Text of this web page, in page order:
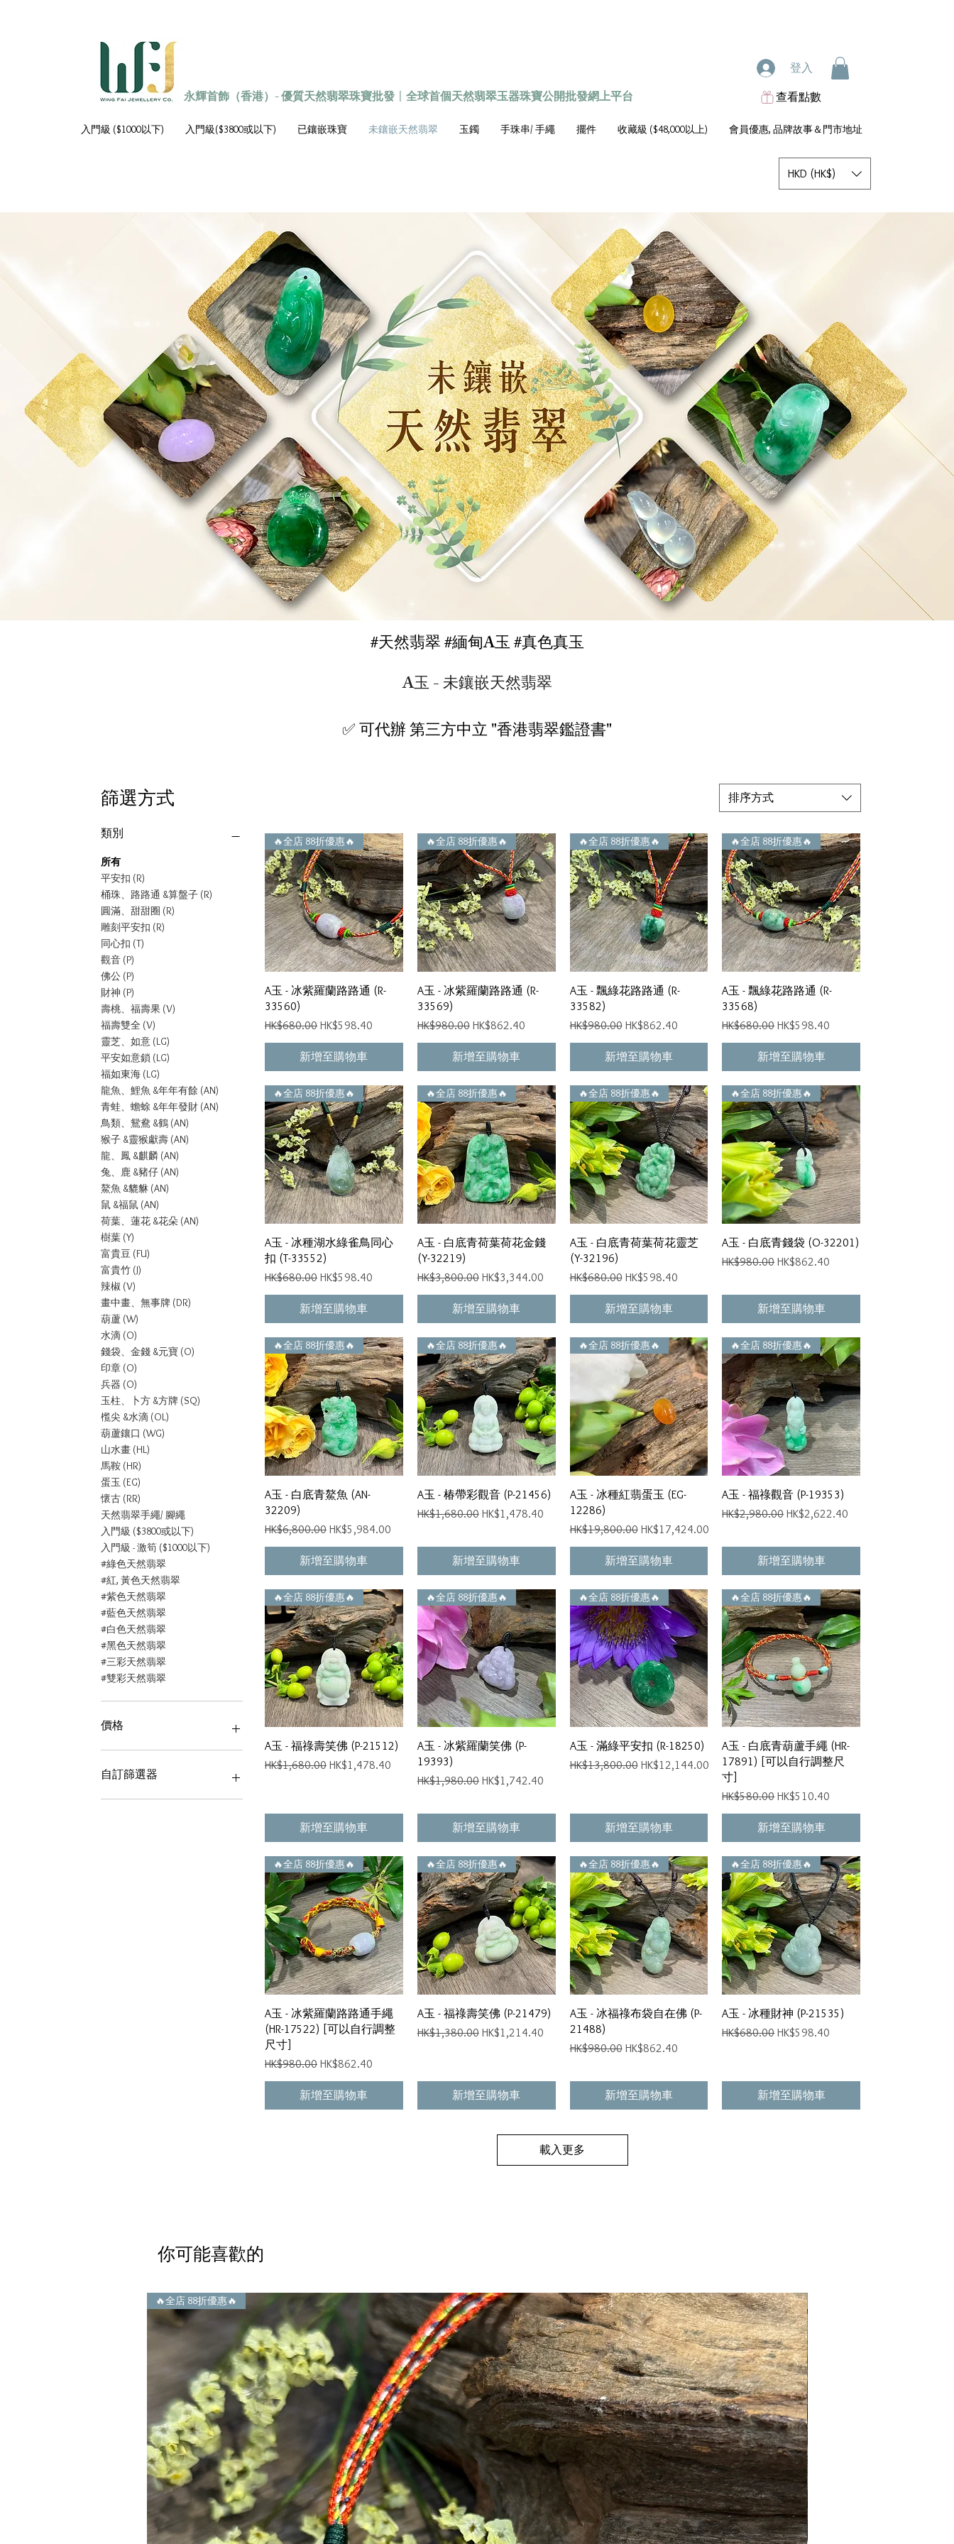
永輝首飾（香港）- 優質天然翡翠珠寶批發 〡 全球首個天然翡翠玉器珠寶公開批發網上平台
登入
查看點數
入門級 ($1000以下) 入門級($3800或以下) 已鑲嵌珠寶 未鑲嵌天然翡翠 玉鐲 手珠串/ 手繩 擺件 收藏級 ($48,000以上) 會員優惠, 品牌故事＆門市地址
HKD (HK$)
#天然翡翠 #緬甸A玉 #真色真玉
A玉 -未鑲嵌天然翡翠
✅ 可代辦 第三方中立 "香港翡翠鑑證書"
篩選方式
類別
所有
平安扣 (R)
桶珠、路路通 &算盤子 (R)
圓滿、甜甜圈 (R)
雕刻平安扣 (R)
同心扣 (T)
觀音 (P)
佛公 (P)
財神 (P)
壽桃、福壽果 (V)
福壽雙全 (V)
靈芝、如意 (LG)
平安如意鎖 (LG)
福如東海 (LG)
龍魚、鯉魚 &年年有餘 (AN)
青蛙、蟾蜍 &年年發財 (AN)
鳥類、鴛鴦 &鶴 (AN)
猴子 &靈猴獻壽 (AN)
龍、鳳 &麒麟 (AN)
兔、鹿 &豬仔 (AN)
鰲魚 &貔貅 (AN)
鼠 &福鼠 (AN)
荷葉、蓮花 &花朵 (AN)
樹葉 (Y)
富貴豆 (FU)
富貴竹 (J)
辣椒 (V)
畫中畫、無事牌 (DR)
葫蘆 (W)
水滴 (O)
錢袋、金錢 &元寶 (O)
印章 (O)
兵器 (O)
玉柱、卜方 &方牌 (SQ)
㰖尖 &水滴 (OL)
葫蘆鑲口 (WG)
山水畫 (HL)
馬鞍 (HR)
蛋玉 (EG)
懷古 (RR)
天然翡翠手繩/ 腳繩
入門級 ($3800或以下)
入門級 - 激筍 ($1000以下)
#綠色天然翡翠
#紅, 黃色天然翡翠
#紫色天然翡翠
#藍色天然翡翠
#白色天然翡翠
#黑色天然翡翠
#三彩天然翡翠
#雙彩天然翡翠
價格
HK$422
自訂篩選器
------ 富貴豆、富貴竹 、招財&
排序方式
快速瀏覽
🔥全店 88折優惠🔥
A玉 - 冰紫羅蘭路路通 (R-
33560)
一般價格
HK$680.00 促銷價格
HK$598.40
新增至購物車
快速瀏覽
🔥全店 88折優惠🔥
A玉 - 冰紫羅蘭路路通 (R-
33569)
一般價格
HK$980.00 促銷價格
HK$862.40
新增至購物車
快速瀏覽
🔥全店 88折優惠🔥
A玉 - 飄綠花路路通 (R-
33582)
一般價格
HK$980.00 促銷價格
HK$862.40
新增至購物車
快速瀏覽
🔥全店 88折優惠🔥
A玉 - 飄綠花路路通 (R-
33568)
一般價格
HK$680.00促銷價格
HK$598.40
新增至購物車
快速瀏覽
🔥全店 88折優惠🔥
A玉 - 冰種湖水綠雀鳥同心
扣 (T-33552)
一般價格
HK$680.00 促銷價格
HK$598.40
新增至購物車
快速瀏覽
🔥全店 88折優惠🔥
A玉 - 白底青荷葉荷花金錢
(Y-32219)
一般價格
HK$3,800.00 促銷價格
HK$3,344.00
新增至購物車
快速瀏覽
🔥全店 88折優惠🔥
A玉 - 白底青荷葉荷花靈芝
(Y-32196)
一般價格
HK$680.00 促銷價格
HK$598.40
新增至購物車
快速瀏覽
🔥全店 88折優惠🔥
A玉 - 白底青錢袋 (O-32201)
一般價格
HK$980.00促銷價格
HK$862.40
新增至購物車
快速瀏覽
🔥全店 88折優惠🔥
A玉 - 白底青鰲魚 (AN-
32209)
一般價格
HK$6,800.00 促銷價格
HK$5,984.00
新增至購物車
快速瀏覽
🔥全店 88折優惠🔥
A玉 - 椿帶彩觀音 (P-21456)
一般價格
HK$1,680.00 促銷價格
HK$1,478.40
新增至購物車
快速瀏覽
🔥全店 88折優惠🔥
A玉 - 冰種紅翡蛋玉 (EG-
12286)
一般價格
HK$19,800.00 促銷價格
HK$17,424.00
新增至購物車
快速瀏覽
🔥全店 88折優惠🔥
A玉 - 福祿觀音 (P-19353)
一般價格
HK$2,980.00促銷價格
HK$2,622.40
新增至購物車
快速瀏覽
🔥全店 88折優惠🔥
A玉 - 福祿壽笑佛 (P-21512)
一般價格
HK$1,680.00 促銷價格
HK$1,478.40
新增至購物車
快速瀏覽
🔥全店 88折優惠🔥
A玉 - 冰紫羅蘭笑佛 (P-
19393)
一般價格
HK$1,980.00 促銷價格
HK$1,742.40
新增至購物車
快速瀏覽
🔥全店 88折優惠🔥
A玉 - 滿綠平安扣 (R-18250)
一般價格
HK$13,800.00 促銷價格
HK$12,144.00
新增至購物車
快速瀏覽
🔥全店 88折優惠🔥
A玉 - 白底青葫蘆手繩 (HR-
17891) [可以自行調整尺
寸]
一般價格
HK$580.00促銷價格
HK$510.40
新增至購物車
快速瀏覽
🔥全店 88折優惠🔥
A玉 - 冰紫羅蘭路路通手繩
(HR-17522) [可以自行調整
尺寸]
一般價格
HK$980.00 促銷價格
HK$862.40
新增至購物車
快速瀏覽
🔥全店 88折優惠🔥
A玉 - 福祿壽笑佛 (P-21479)
一般價格
HK$1,380.00 促銷價格
HK$1,214.40
新增至購物車
快速瀏覽
🔥全店 88折優惠🔥
A玉 - 冰福祿布袋自在佛 (P-
21488)
一般價格
HK$980.00 促銷價格
HK$862.40
新增至購物車
快速瀏覽
🔥全店 88折優惠🔥
A玉 - 冰種財神 (P-21535)
一般價格
HK$680.00促銷價格
HK$598.40
新增至購物車
載入更多
你可能喜歡的
🔥全店 88折優惠🔥